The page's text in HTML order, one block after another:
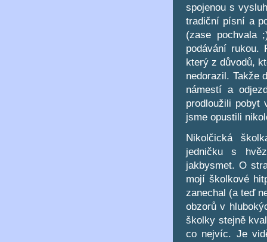
spojenou s
tradiční písní a
(zase pochvala
podávání rukou.
který z důvodů,
nedorazil. Takže
námestí a
prodloužili pobyt
jsme opustili
Nikolčická
jedničku s
jakbysmet. O
mojí školkové
zanechal (a teď
obzorů v
školky stejně
co nejvíc. Je